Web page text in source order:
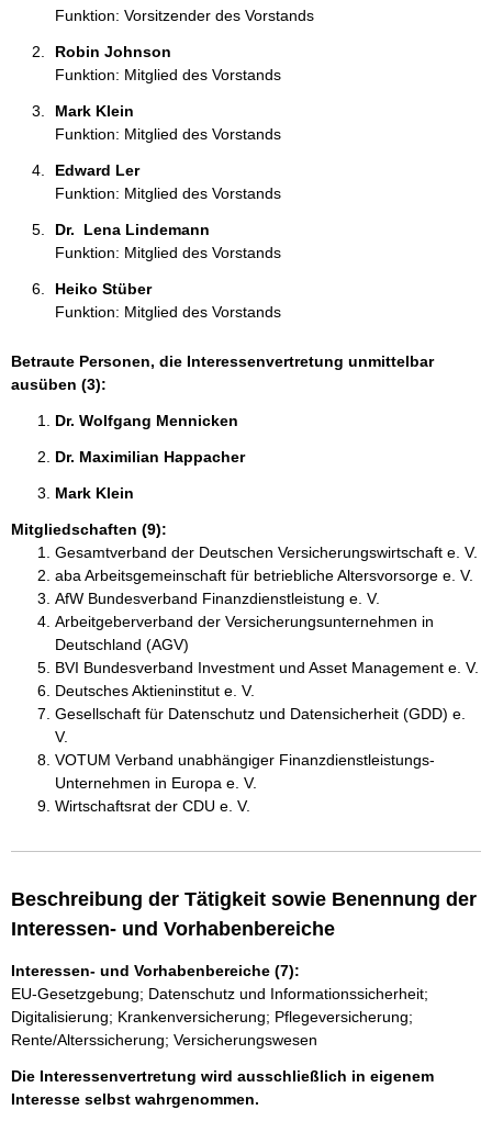
Funktion: Vorsitzender des Vorstands
Robin Johnson
Funktion: Mitglied des Vorstands
Mark Klein
Funktion: Mitglied des Vorstands
Edward Ler
Funktion: Mitglied des Vorstands
Dr.  Lena Lindemann
Funktion: Mitglied des Vorstands
Heiko Stüber
Funktion: Mitglied des Vorstands
Betraute Personen, die Interessenvertretung unmittelbar
ausüben (3):
Dr. Wolfgang Mennicken
Dr. Maximilian Happacher
Mark Klein
Mitgliedschaften (9):
Gesamtverband der Deutschen Versicherungswirtschaft e. V.
aba Arbeitsgemeinschaft für betriebliche Altersvorsorge e. V.
AfW Bundesverband Finanzdienstleistung e. V.
Arbeitgeberverband der Versicherungsunternehmen in
Deutschland (AGV)
BVI Bundesverband Investment und Asset Management e. V.
Deutsches Aktieninstitut e. V.
Gesellschaft für Datenschutz und Datensicherheit (GDD) e.
V.
VOTUM Verband unabhängiger Finanzdienstleistungs-
Unternehmen in Europa e. V.
Wirtschaftsrat der CDU e. V.
Beschreibung der Tätigkeit sowie Benennung der
Interessen- und Vorhabenbereiche
Interessen- und Vorhabenbereiche (7):
EU-Gesetzgebung; Datenschutz und Informationssicherheit;
Digitalisierung; Krankenversicherung; Pflegeversicherung;
Rente/Alterssicherung; Versicherungswesen
Die Interessenvertretung wird ausschließlich in eigenem
Interesse selbst wahrgenommen.